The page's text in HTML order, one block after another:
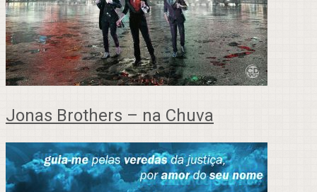
Jonas Brothers – na Chuva